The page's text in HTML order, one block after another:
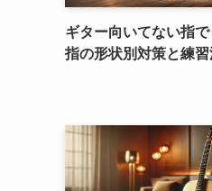
ギター向いてない指で
指の形状別対策と練習